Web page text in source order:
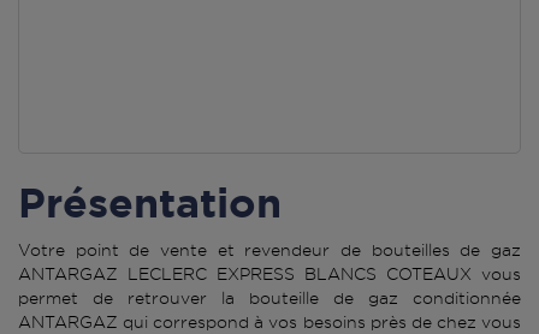
Présentation
Votre point de vente et revendeur de bouteilles de gaz
ANTARGAZ LECLERC EXPRESS BLANCS COTEAUX vous
permet de retrouver la bouteille de gaz conditionnée
ANTARGAZ qui correspond à vos besoins près de chez vous